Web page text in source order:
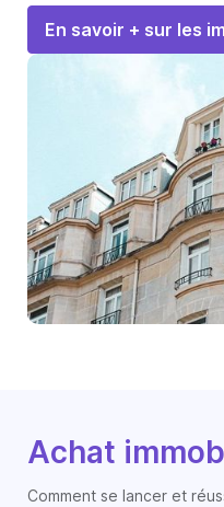
En savoir + sur les
Achat
Comment se lancer et